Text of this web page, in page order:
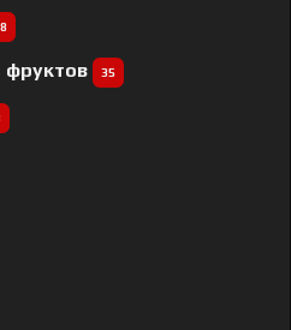
фруктов 35